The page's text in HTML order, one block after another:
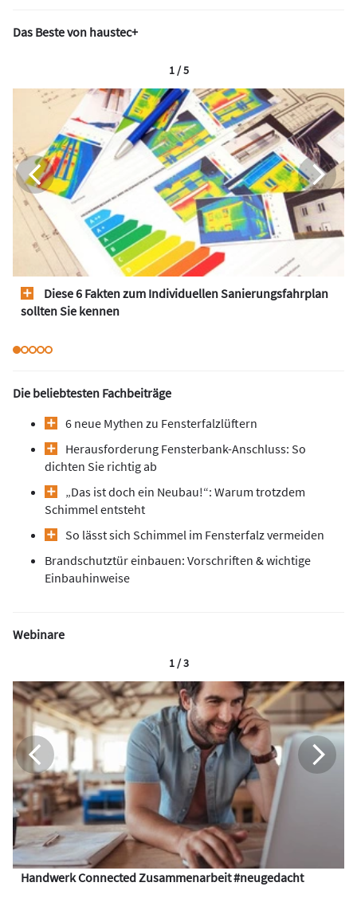
Das Beste von haustec+
Diese 6 Fakten zum Individuellen Sanierungsfahrplan
sollten Sie kennen
1 / 5
Die beliebtesten Fachbeiträge
6 neue Mythen zu Fensterfalzlüftern
Herausforderung Fensterbank-Anschluss: So
dichten Sie richtig ab
„Das ist doch ein Neubau!“: Warum trotzdem
Schimmel entsteht
So lässt sich Schimmel im Fensterfalz vermeiden
Brandschutztür einbauen: Vorschriften & wichtige
Einbauhinweise
Webinare
Handwerk Connected Zusammenarbeit #neugedacht
1 / 3